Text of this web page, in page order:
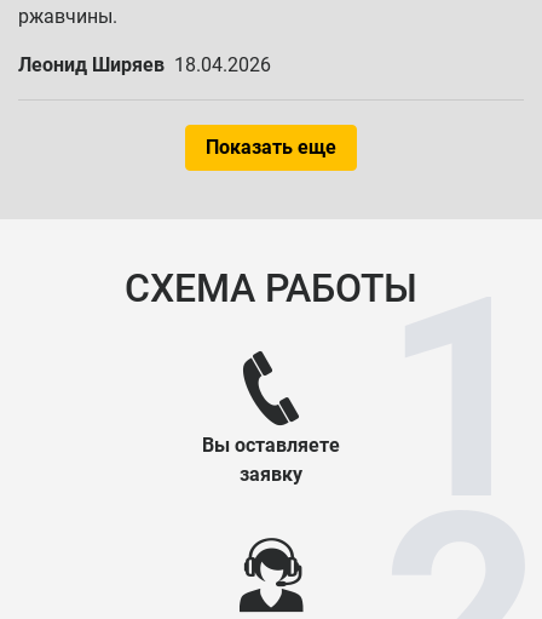
ржавчины.
Леонид Ширяев 18.04.2026
Показать еще
СХЕМА РАБОТЫ
Вы оставляете
заявку